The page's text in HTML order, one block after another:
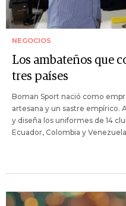
NEGOCIOS
Los ambateños que
tres países
Boman Sport nació como
artesana y un sastre empírico.
y diseña los uniformes de 14
Ecuador, Colombia y